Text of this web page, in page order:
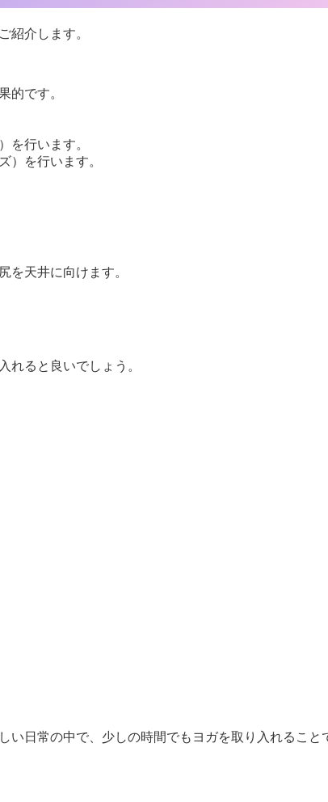
紹介します。
的です。
を行います。
）を行います。
を天井に向けます。
れると良いでしょう。
日常の中で、少しの時間でもヨガを取り入れること